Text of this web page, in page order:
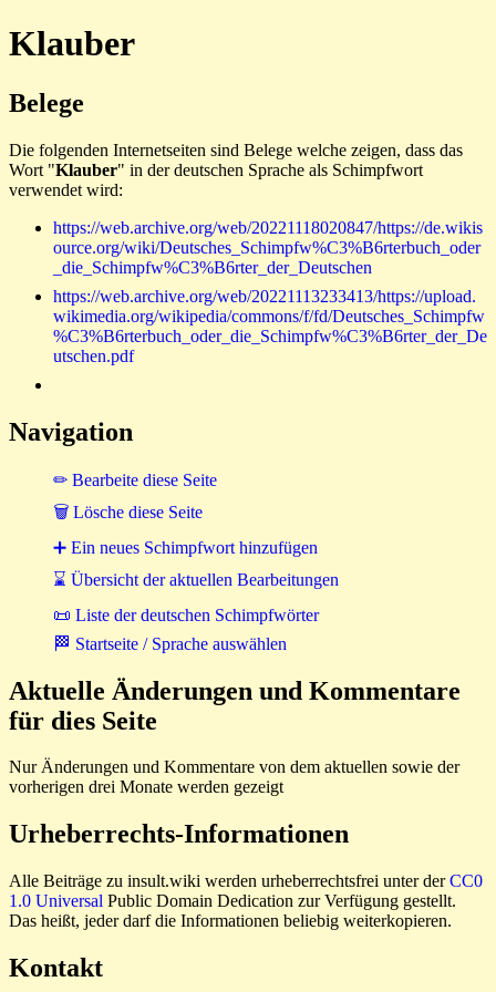
Klauber
Belege
Die folgenden Internetseiten sind Belege welche zeigen, dass das
Wort "Klauber" in der deutschen Sprache als Schimpfwort
verwendet wird:
https://web.archive.org/web/20221118020847/https://de.wikis
ource.org/wiki/Deutsches_Schimpfw%C3%B6rterbuch_oder
_die_Schimpfw%C3%B6rter_der_Deutschen
https://web.archive.org/web/20221113233413/https://upload.
wikimedia.org/wikipedia/commons/f/fd/Deutsches_Schimpfw
%C3%B6rterbuch_oder_die_Schimpfw%C3%B6rter_der_De
utschen.pdf
Navigation
✏ Bearbeite diese Seite
🗑 Lösche diese Seite
➕ Ein neues Schimpfwort hinzufügen
⌛ Übersicht der aktuellen Bearbeitungen
📜 Liste der deutschen Schimpfwörter
🏁 Startseite / Sprache auswählen
Aktuelle Änderungen und Kommentare
für dies Seite
Nur Änderungen und Kommentare von dem aktuellen sowie der
vorherigen drei Monate werden gezeigt
Urheberrechts-Informationen
Alle Beiträge zu insult.wiki werden urheberrechtsfrei unter derCC0
1.0 Universal Public Domain Dedication zur Verfügung gestellt.
Das heißt, jeder darf die Informationen beliebig weiterkopieren.
Kontakt